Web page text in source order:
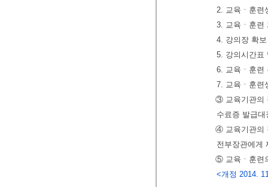
2. 교육ㆍ훈련
3. 교육ㆍ훈련
4. 강의장 확
5. 강의시간표
6. 교육ㆍ훈련
7. 교육ㆍ훈련
③ 교육기관의
수료증 발급
④ 교육기관의
전부장관에게
⑤ 교육ㆍ훈련
<개정 2014.